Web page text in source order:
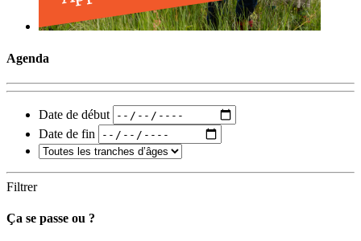
Agenda
Date de début
Date de fin
Filtrer
Ça se passe ou ?